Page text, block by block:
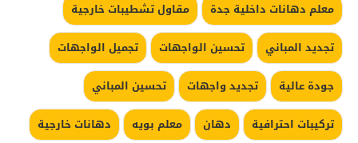
معلم دهانات داخلية جدة
مقاول تشطيبات خارجية
تجديد المباني
تحسين الواجهات
تجميل الواجهات
جودة عالية
تجديد واجهات
تحسين المباني
تركيبات احترافية
دهان معلم بويه
دهانات خارجية